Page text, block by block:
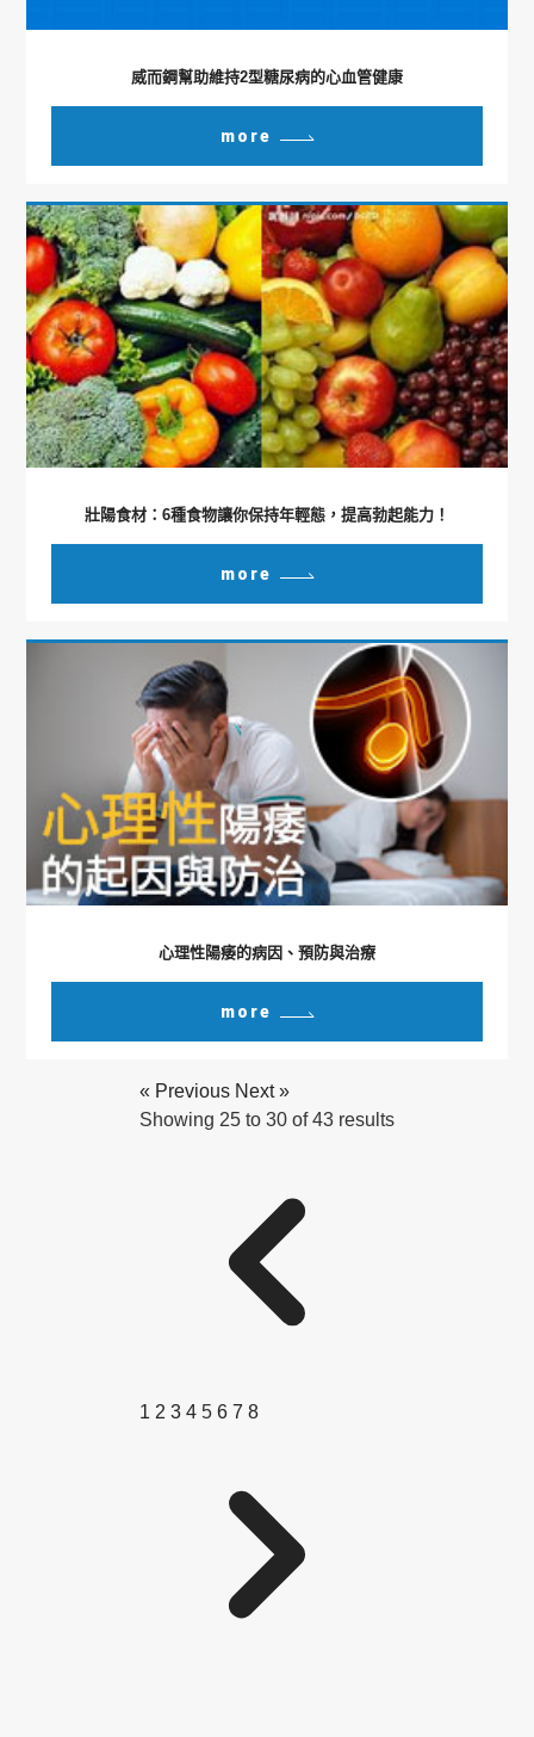
威而鋼幫助維持2型糖尿病的心血管健康
more
壯陽食材：6種食物讓你保持年輕態，提高勃起能力！
more
心理性陽痿的病因、預防與治療
more
« Previous Next »
Showing 25 to 30 of43 results
1 2 3 4 5 6 7 8